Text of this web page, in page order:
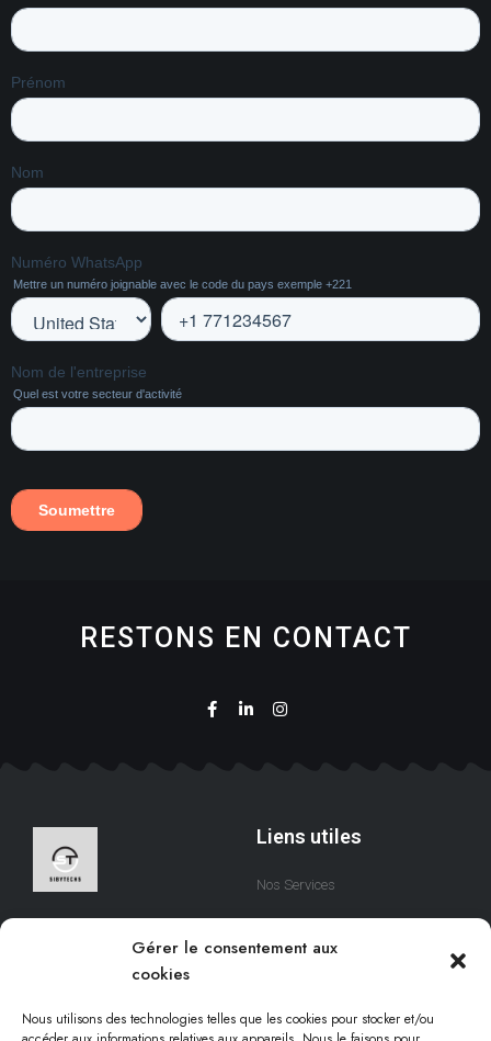
Gérer le consentement aux
cookies
Nous utilisons des technologies telles que les cookies pour stocker et/ou
RESTONS EN CONTACT
qui s’efforce de créer des
solutions digitales qui
Liens utiles
Nos Services
A Propos